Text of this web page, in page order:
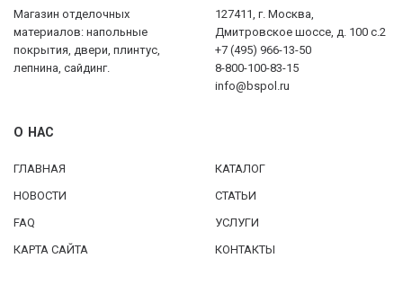
Магазин отделочных
материалов: напольные
покрытия, двери, плинтус,
лепнина, сайдинг.
127411, г. Москва,
Дмитровское шоссе, д. 100 с.2
+7 (495) 966-13-50
8-800-100-83-15
info@bspol.ru
О НАС
ГЛАВНАЯ
КАТАЛОГ
НОВОСТИ
СТАТЬИ
FAQ
УСЛУГИ
КАРТА САЙТА
КОНТАКТЫ